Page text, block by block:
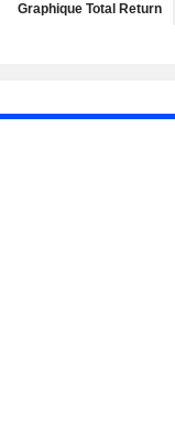
Graphique Total Return